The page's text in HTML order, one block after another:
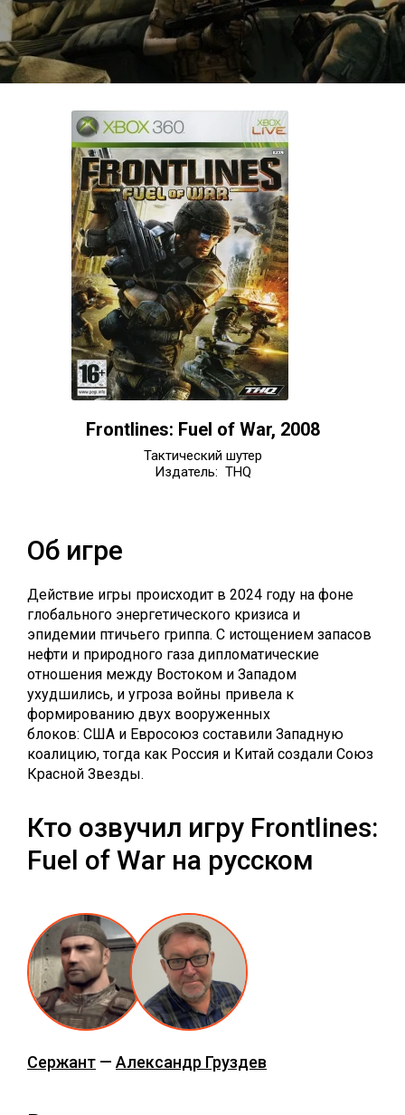
Frontlines: Fuel of War, 2008
Тактический шутер
Издатель: THQ
Об игре
Действие игры происходит в 2024 году на фоне
глобального энергетического кризиса и
эпидемии птичьего гриппа. С истощением запасов
нефти и природного газа дипломатические
отношения между Востоком и Западом
ухудшились, и угроза войны привела к
формированию двух вооруженных
блоков: США и Евросоюз составили Западную
коалицию, тогда как Россия и Китай создали Союз
Красной Звезды.
Кто озвучил игру Frontlines:
Fuel of War на русском
Сержант — Александр Груздев